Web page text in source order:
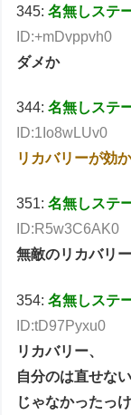
345:名無しステ
ID:+mDvppvh0
ダメか
344:名無しステ
ID:1Io8wLUv0
リカバリーが効
351:名無しステ
ID:R5w3C6AK0
無敵のリカバリ
354:名無しステ
ID:tD97Pyxu0
リカバリー、
自分のは直せな
じゃなかったっけ